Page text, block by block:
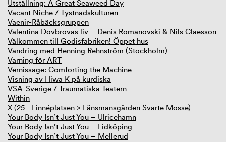
Utställning: A Great Seaweed Day
Vacant Niche / Tystnadskulturen
Vaenir-Råbäcksgruppen
Valentina Dovbrovas liv – Denis Romanovski & Nils Claesson
Välkommen till Godisfabriken! Öppet hus
Vandring med Henning Rehnström (Stockholm)
Varning för ART
Vernissage: Comforting the Machine
Visning av Hiwa K på kurdiska
VSA-Sverige / Traumatiska Teatern
Within
X (25 - Linnéplatsen > Länsmansgården Svarte Mosse)
Your Body Isn’t Just You – Ulricehamn
Your Body Isn’t Just You – Lidköping
Your Body Isn’t Just You – Mellerud